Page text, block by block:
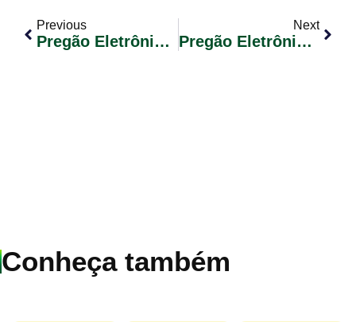
Previous
Pregão Eletrônico Nº 039/2018 – RP – Com Cota De 25% Exclusiva ME/EPP
Next
Pregão Eletrônico Nº 038/2018
Conheça também